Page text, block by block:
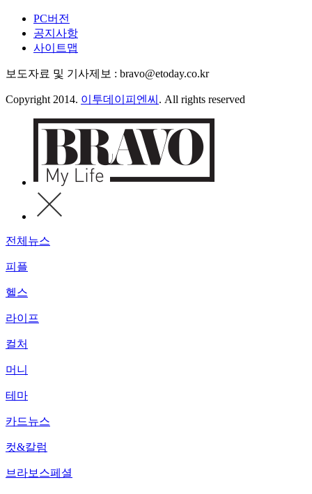
PC버전
공지사항
사이트맵
보도자료 및 기사제보 : bravo@etoday.co.kr
Copyright 2014. 이투데이피엔씨 . All rights reserved
전체뉴스
피플
헬스
라이프
컬처
머니
테마
카드뉴스
컷&칼럼
브라보스페셜